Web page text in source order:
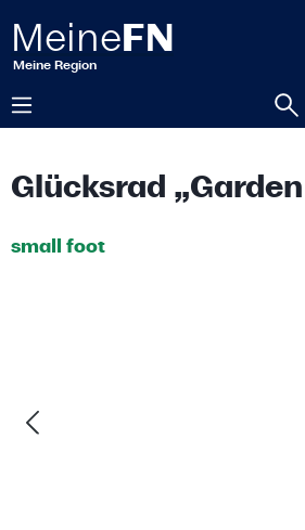
springen
Glücksrad
small foot